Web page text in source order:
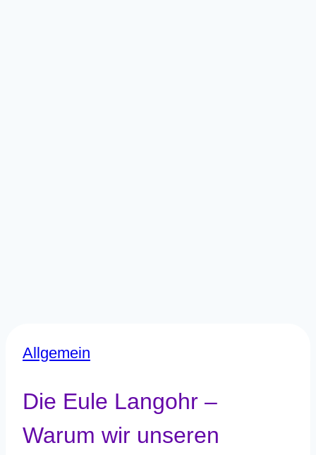
Allgemein
Die Eule Langohr –
Warum wir unseren